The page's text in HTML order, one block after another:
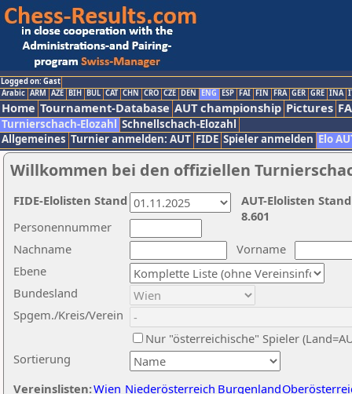
Logged on: Gast
Arabic ARM AZE BIH BUL CAT CHN CRO CZE DEN ENG ESP FAI FIN FRA GER GRE INA
Home Tournament-Database AUT championship Pictures
Turnierschach-Elozahl Schnellschach-Elozahl
Allgemeines Turnier anmelden: AUT FIDE Spieler anmelden Elo
Willkommen bei den offiziellen
Nachname
Vorname
Ebene
Sortierung
Personennummer
Bundesland
Spgem./Kreis/Verein
Nur "österreichische" Spieler
Vereinslisten:Wien Niederösterreich Burgenland
AUT-Elolisten
8.601
FIDE-Elolisten Stand